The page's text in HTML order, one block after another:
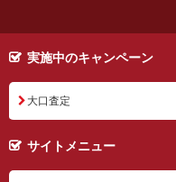
実施中のキャンペーン
大口査定
サイトメニュー